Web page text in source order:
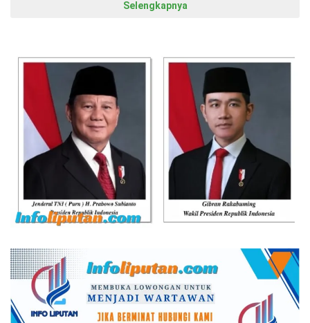
Selengkapnya